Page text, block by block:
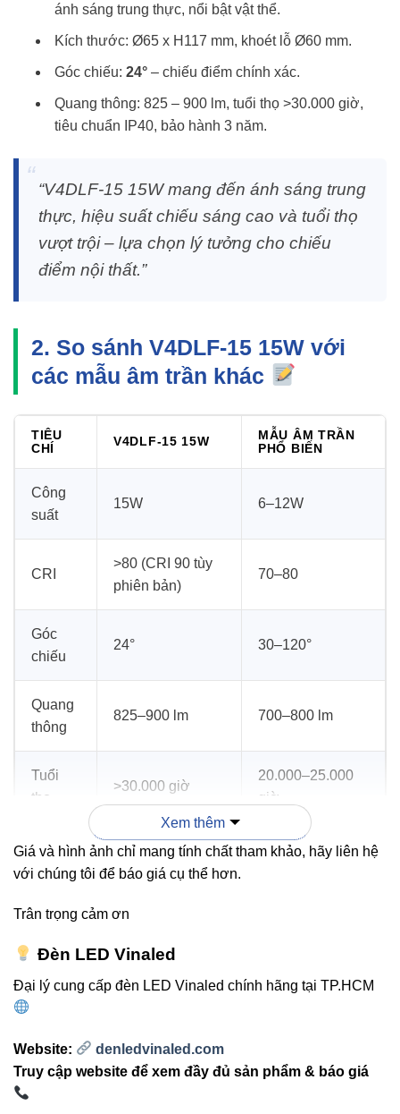
ánh sáng trung thực, nổi bật vật thể.
Kích thước: Ø65 x H117 mm, khoét lỗ Ø60 mm.
Góc chiếu: 24°– chiếu điểm chính xác.
Quang thông: 825 – 900 lm, tuổi thọ >30.000 giờ,
tiêu chuẩn IP40, bảo hành 3 năm.
“V4DLF-15 15W mang đến ánh sáng trung
thực, hiệu suất chiếu sáng cao và tuổi thọ
vượt trội – lựa chọn lý tưởng cho chiếu
điểm nội thất.”
2. So sánh V4DLF-15 15W với
các mẫu âm trần khác
TIÊU
CHÍ
V4DLF-15 15W
MẪU ÂM TRẦN
PHỔ BIẾN
Công
suất
15W 6–12W
CRI
>80 (CRI 90 tùy
phiên bản)
70–80
Góc
chiếu
24° 30–120°
Quang
thông
825–900 lm 700–800 lm
Tuổi
thọ
>30.000 giờ
20.000–25.000
giờ
3. Ứng dụng thực tế
Chiếu điểm nội thất phòng khách, phòng ngủ, văn
trưng bày.
gian thương mại.
Xem thêm
Giá và hình ảnh chỉ mang tính chất tham khảo, hãy liên hệ
với chúng tôi để báo giá cụ thể hơn.
Trân trọng cảm ơn
Đèn LED Vinaled
Đại lý cung cấp đèn LED Vinaled chính hãng tại TP.HCM
Website:
denledvinaled.com
Truy cập website để xem đầy đủ sản phẩm & báo giá